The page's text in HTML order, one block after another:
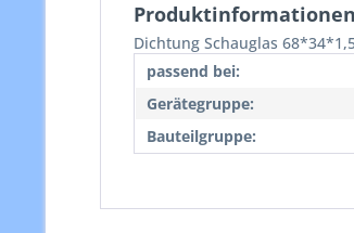
Produktinformationen
Dichtung Schauglas
passend bei:
Gerätegruppe:
Bauteilgruppe: